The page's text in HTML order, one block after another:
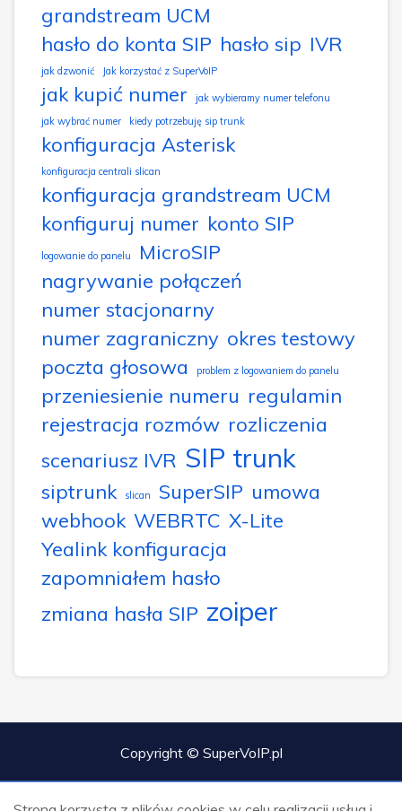
grandstream UCM
hasło do konta SIP hasło sip IVR
jak dzwonić Jak korzystać z SuperVoIP
jak kupić numer
jak wybieramy numer telefonu
jak wybrać numer
kiedy potrzebuję sip trunk
konfiguracja Asterisk
konfiguracja centrali slican
konfiguracja grandstream UCM
konfiguruj numer konto SIP
logowanie do panelu
MicroSIP
nagrywanie połączeń
numer stacjonarny
numer zagraniczny okres testowy
poczta głosowa
problem z logowaniem do panelu
przeniesienie numeru regulamin
rejestracja rozmów rozliczenia
scenariusz IVR SIP trunk
siptrunk slican SuperSIP umowa
webhook WEBRTC X-Lite
Yealink konfiguracja
zapomniałem hasło
zmiana hasła SIP zoiper
Copyright © SuperVoIP.pl